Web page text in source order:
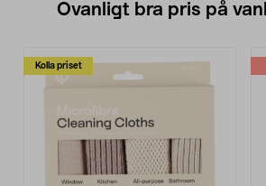
Ovanligt bra pris på
Kolla priset